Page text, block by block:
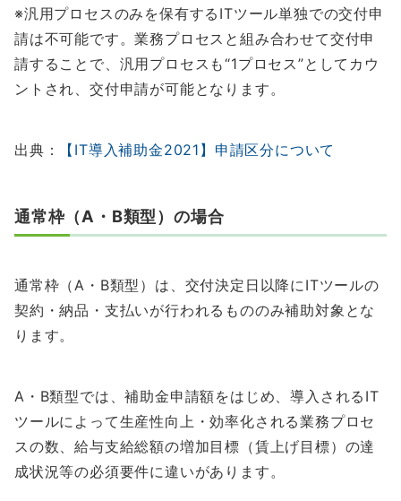
※汎用プロセスのみを保有するITツール単独での交付申
請は不可能です。業務プロセスと組み合わせて交付申
請することで、汎用プロセスも“1プロセス”としてカウ
ントされ、交付申請が可能となります。
出典： 【IT導入補助金2021】申請区分について
通常枠（A・B類型）の場合
通常枠（A・B類型）は、交付決定日以降にITツールの
契約・納品・支払いが行われるもののみ補助対象とな
ります。
A・B類型では、補助金申請額をはじめ、導入されるIT
ツールによって生産性向上・効率化される業務プロセ
スの数、給与支給総額の増加目標（賃上げ目標）の達
成状況等の必須要件に違いがあります。